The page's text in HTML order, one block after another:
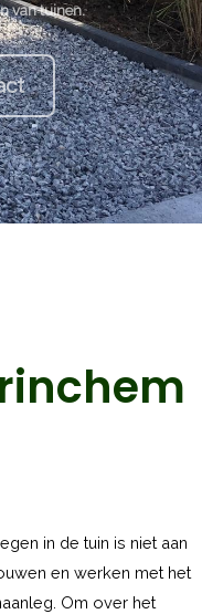
in de tuin is niet aan
en werken met het
Om over het